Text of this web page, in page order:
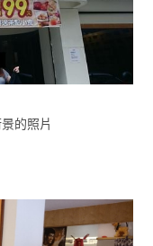
的照片